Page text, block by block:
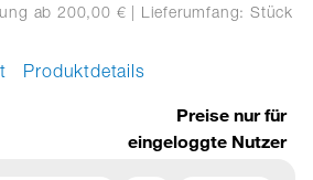
ab 200,00 € | Lieferumfang: Stück
Produktdetails
Preise nur für
eingeloggte Nutzer